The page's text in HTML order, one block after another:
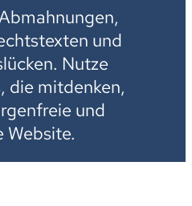
und
Nutze
die mitdenken,
und
Website.